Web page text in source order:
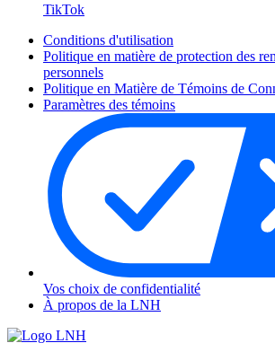
TikTok
Conditions d'utilisation
Politique en matière de protection des
personnels
Politique en Matière de Témoins de
Paramètres des témoins
Vos choix de confidentialité
À propos de la LNH